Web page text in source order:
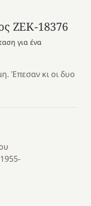
ΖΕΚ-18376
για ένα
Έπεσαν κι οι δυο